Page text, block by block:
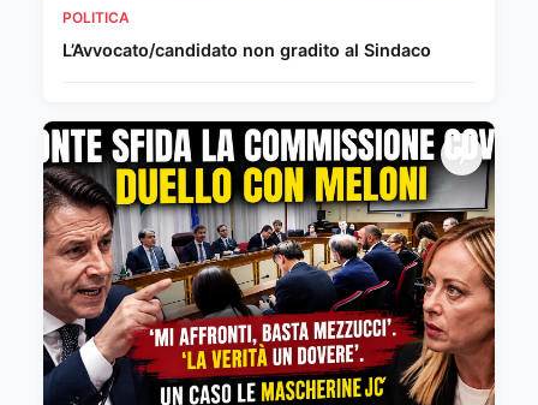
POLITICA
L’Avvocato/candidato non gradito al Sindaco